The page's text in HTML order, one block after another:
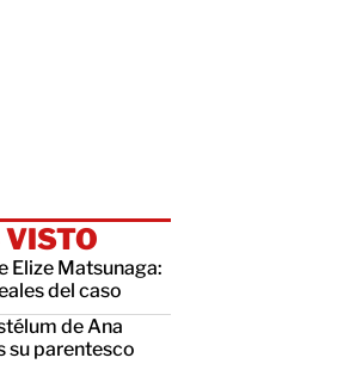
Elize Matsunaga:
del caso
de Ana
su parentesco